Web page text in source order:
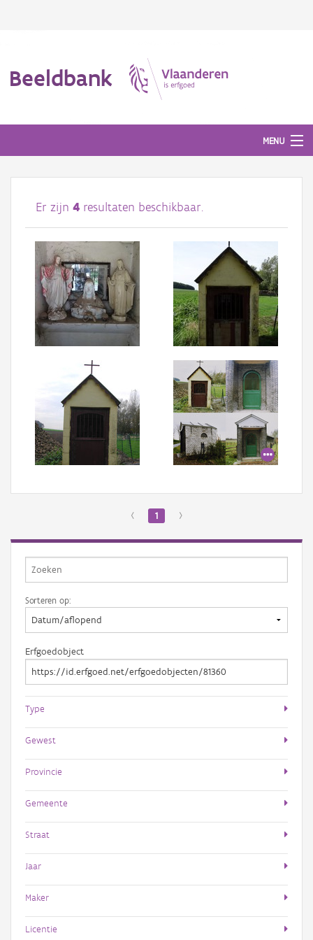
Beeldbank
MENU
Afbeeldingen
#BeeldIndeKijker
Hergebruik
Over ons
Aanmelden
Er zijn 4 resultaten beschikbaar.
‹ 1 ›
Sorteren op:
Erfgoedobject
Type
Gewest
Provincie
Gemeente
Straat
Jaar
Maker
Licentie